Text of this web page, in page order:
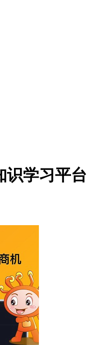
识学习平台